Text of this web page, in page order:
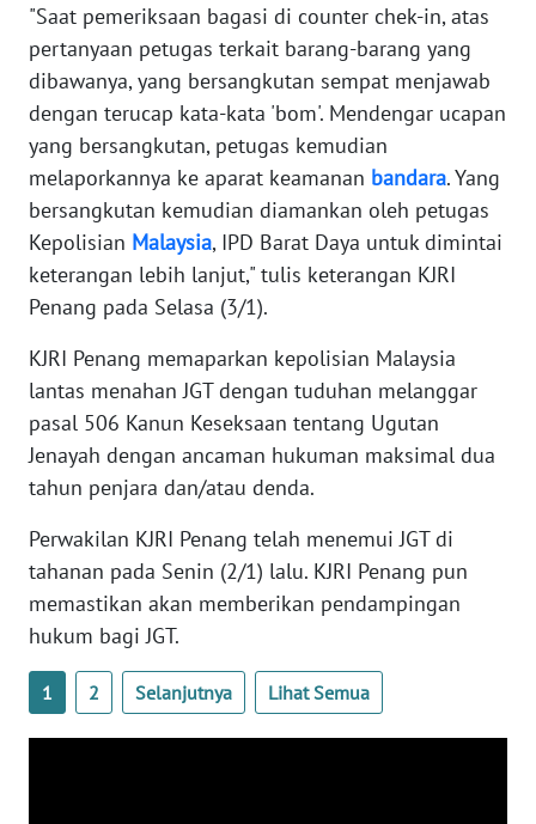
"Saat pemeriksaan bagasi di counter chek-in, atas
pertanyaan petugas terkait barang-barang yang
dibawanya, yang bersangkutan sempat menjawab
dengan terucap kata-kata 'bom'. Mendengar ucapan
yang bersangkutan, petugas kemudian
melaporkannya ke aparat keamanan bandara. Yang
bersangkutan kemudian diamankan oleh petugas
Kepolisian Malaysia, IPD Barat Daya untuk dimintai
keterangan lebih lanjut," tulis keterangan KJRI
Penang pada Selasa (3/1).
KJRI Penang memaparkan kepolisian Malaysia
lantas menahan JGT dengan tuduhan melanggar
pasal 506 Kanun Keseksaan tentang Ugutan
Jenayah dengan ancaman hukuman maksimal dua
tahun penjara dan/atau denda.
Perwakilan KJRI Penang telah menemui JGT di
tahanan pada Senin (2/1) lalu. KJRI Penang pun
memastikan akan memberikan pendampingan
hukum bagi JGT.
1 2 Selanjutnya Lihat Semua
WN
SUMUT
WN
JAKARTA
WN
JABAR
WN
WN
NTT
WN
WN
PAPUA
PAPUA
BARAT